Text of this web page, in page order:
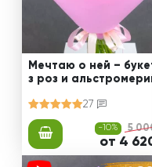
Мечтаю о ней –
з роз и
27
-10% 5
от 4